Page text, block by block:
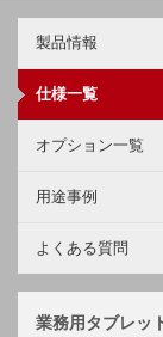
製品情報
仕様一覧
オプション一覧
用途事例
よくある質問
業務用タブレッ